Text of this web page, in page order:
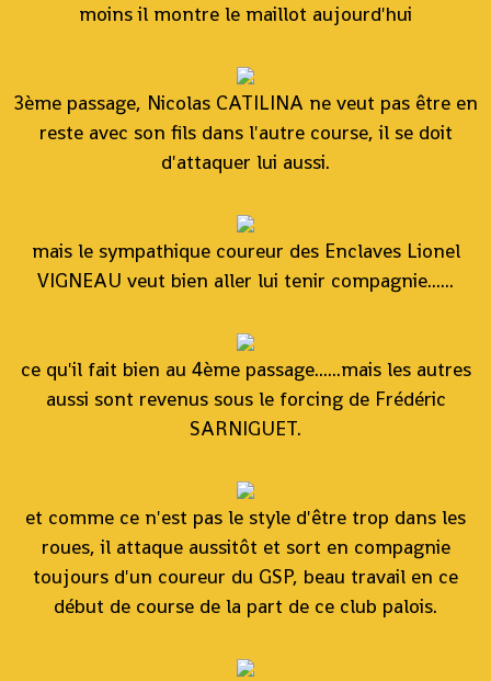
moins il montre le maillot aujourd'hui
3ème passage, Nicolas CATILINA ne veut pas être en
reste avec son fils dans l'autre course, il se doit
d'attaquer lui aussi.
mais le sympathique coureur des Enclaves Lionel
VIGNEAU veut bien aller lui tenir compagnie......
ce qu'il fait bien au 4ème passage......mais les autres
aussi sont revenus sous le forcing de Frédéric
SARNIGUET.
et comme ce n'est pas le style d'être trop dans les
roues, il attaque aussitôt et sort en compagnie
toujours d'un coureur du GSP, beau travail en ce
début de course de la part de ce club palois.